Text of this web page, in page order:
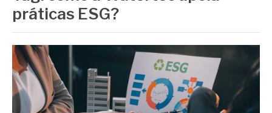
práticas ESG?